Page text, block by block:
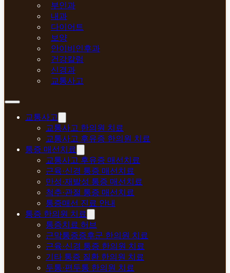
부인과
내과
다이어트
보양
안이비인후과
건강칼럼
신경과
교통사고
교통사고
교통사고 한의원 치료
교통사고 후유증 한의원 치료
통증 매선치료
교통사고 후유증 매선치료
근육·신경 통증 매선치료
만성·재발성 통증 매선치료
척추·관절 통증 매선치료
통증매선 진료 안내
통증 한의원 치료
통증치료 허브
근막통증증후군 한의원 치료
근육·신경 통증 한의원 치료
기타 통증 질환 한의원 치료
두통·편두통 한의원 치료